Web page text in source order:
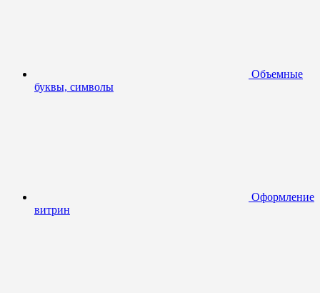
Объемные
буквы, символы
Оформление
витрин